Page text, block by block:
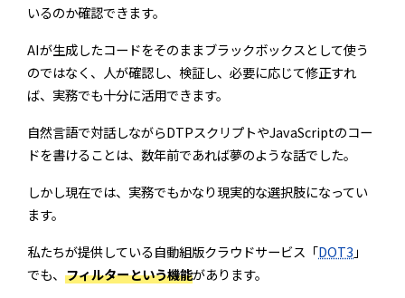
いるのか確認できます。
AIが生成したコードをそのままブラックボックスとして使う
のではなく、人が確認し、検証し、必要に応じて修正すれ
ば、実務でも十分に活用できます。
自然言語で対話しながらDTPスクリプトやJavaScriptのコー
ドを書けることは、数年前であれば夢のような話でした。
しかし現在では、実務でもかなり現実的な選択肢になってい
ます。
私たちが提供している自動組版クラウドサービス「DOT3 」
でも、 フィルターという機能があります。